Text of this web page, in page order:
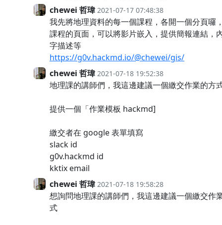
chewei 哲瑋 2021-07-17 07:48:38
我先將地理資料的每一個課程，各開一個分頁囉
課程的頁面，可以將影片嵌入，提供簡報連結，
字描述等
https://g0v.hackmd.io/@chewei/gis/
chewei 哲瑋 2021-07-18 19:52:38
地理課的講師們，我這邊建議一個繳交作業的方
提供一個「作業模板 hackmd]
繳交者在 google 表單填寫
slack id
g0v.hackmd id
kktix email
chewei 哲瑋 2021-07-18 19:58:28
想詢問地理課的講師們，我這邊建議一個繳交作
式